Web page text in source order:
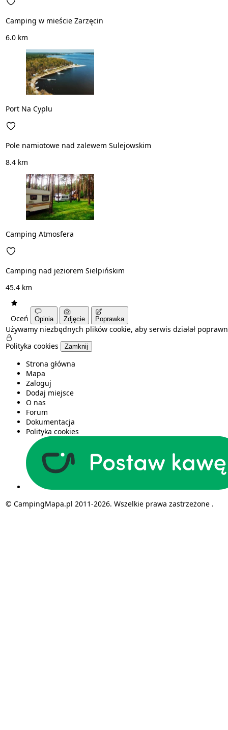
Camping w mieście Zarzęcin
6.0 km
Port Na Cyplu
Pole namiotowe nad zalewem Sulejowskim
8.4 km
Camping Atmosfera
Camping nad jeziorem Sielpińskim
45.4 km
Oceń Opinia Zdjęcie Poprawka
Używamy niezbędnych plików cookie, aby serwis działał
Polityka cookies
Zamknij
Strona główna
Mapa
Zaloguj
Dodaj miejsce
O nas
Forum
Dokumentacja
Polityka cookies
© CampingMapa.pl 2011-2026. Wszelkie prawa zastrzeżone .